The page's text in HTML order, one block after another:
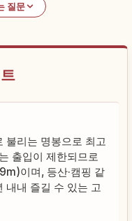
질문
불리는 명봉으로 최고
출입이 제한되므로
이며, 등산·캠핑 같
내내 즐길 수 있는 고